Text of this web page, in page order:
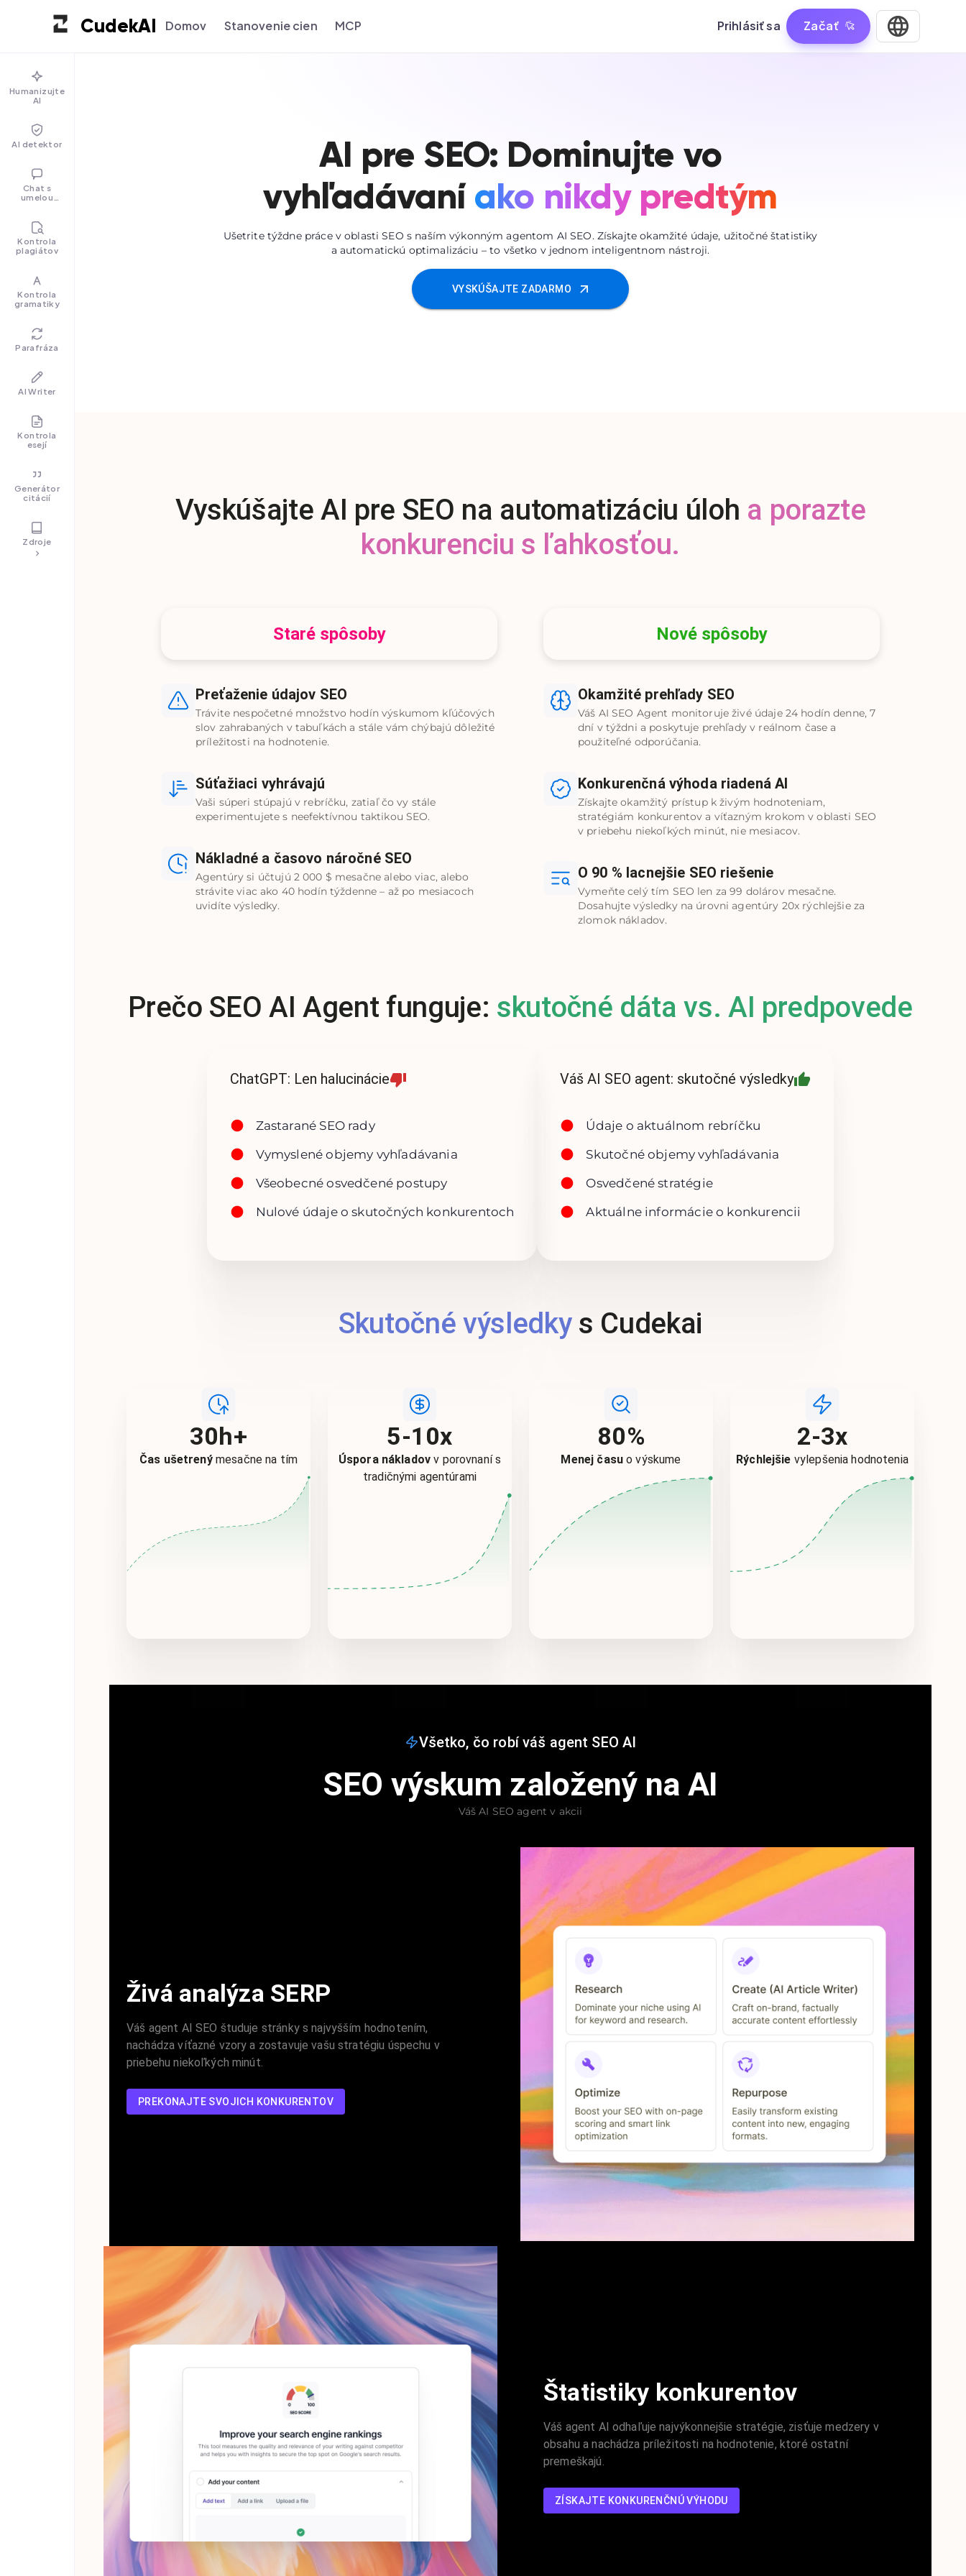
CudekAI Domov Stanovenie cien MCP Prihlásiť sa Začať
Humanizujte
AI
AI detektor
Chat s
umelou
Kontrola
plagiátov
Kontrola
gramatiky
Parafráza
AI Writer
Kontrola
esejí
Generátor
citácií
Zdroje
AI pre SEO: Dominujte vo
vyhľadávaní ako nikdy predtým
Ušetrite týždne práce v oblasti SEO s naším výkonným agentom AI SEO. Získajte okamžité údaje, užitočné štatistiky
a automatickú optimalizáciu – to všetko v jednom inteligentnom nástroji.
VYSKÚŠAJTE ZADARMO
Vyskúšajte AI pre SEO na automatizáciu úloh a porazte
konkurenciu s ľahkosťou.
Staré spôsoby
Preťaženie údajov SEO
Trávite nespočetné množstvo hodín výskumom kľúčových
slov zahrabaných v tabuľkách a stále vám chýbajú dôležité
príležitosti na hodnotenie.
Súťažiaci vyhrávajú
Vaši súperi stúpajú v rebríčku, zatiaľ čo vy stále
experimentujete s neefektívnou taktikou SEO.
Nákladné a časovo náročné SEO
Agentúry si účtujú 2 000 $ mesačne alebo viac, alebo
strávite viac ako 40 hodín týždenne – až po mesiacoch
uvidíte výsledky.
Nové spôsoby
Okamžité prehľady SEO
Váš AI SEO Agent monitoruje živé údaje 24 hodín denne, 7
dní v týždni a poskytuje prehľady v reálnom čase a
použiteľné odporúčania.
Konkurenčná výhoda riadená AI
Získajte okamžitý prístup k živým hodnoteniam,
stratégiám konkurentov a víťazným krokom v oblasti SEO
v priebehu niekoľkých minút, nie mesiacov.
O 90 % lacnejšie SEO riešenie
Vymeňte celý tím SEO len za 99 dolárov mesačne.
Dosahujte výsledky na úrovni agentúry 20x rýchlejšie za
zlomok nákladov.
Prečo SEO AI Agent funguje: skutočné dáta vs. AI predpovede
ChatGPT: Len halucinácie
Zastarané SEO rady
Vymyslené objemy vyhľadávania
Všeobecné osvedčené postupy
Nulové údaje o skutočných konkurentoch
Váš AI SEO agent: skutočné výsledky
Údaje o aktuálnom rebríčku
Skutočné objemy vyhľadávania
Osvedčené stratégie
Aktuálne informácie o konkurencii
Skutočné výsledky s Cudekai
30h+
Čas ušetrený mesačne na tím
5-10x
Úspora nákladov v porovnaní s
tradičnými agentúrami
80%
Menej času o výskume
2-3x
Rýchlejšie vylepšenia hodnotenia
Všetko, čo robí váš agent SEO AI
SEO výskum založený na AI
Váš AI SEO agent v akcii
Živá analýza SERP
Váš agent AI SEO študuje stránky s najvyšším hodnotením,
nachádza víťazné vzory a zostavuje vašu stratégiu úspechu v
priebehu niekoľkých minút.
PREKONAJTE SVOJICH KONKURENTOV
Štatistiky konkurentov
Váš agent AI odhaľuje najvýkonnejšie stratégie, zisťuje medzery v
obsahu a nachádza príležitosti na hodnotenie, ktoré ostatní
premeškajú.
ZÍSKAJTE KONKURENČNÚ VÝHODU